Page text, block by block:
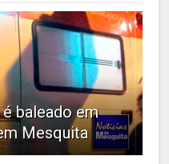
baleado em
Mesquita